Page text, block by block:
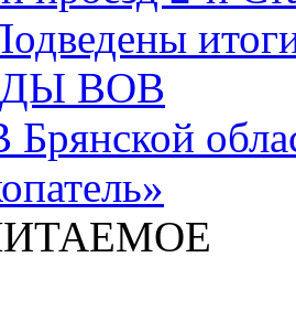
ВОВ
Брянской